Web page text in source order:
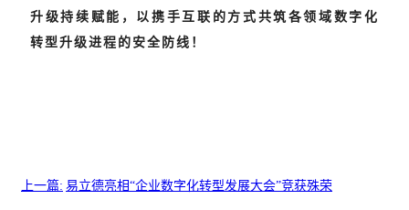
升级持续赋能，以携手互联的方式共筑各领域数字化
转型升级进程的安全防线！
上一篇: 易立德亮相“企业数字化转型发展大会”竞获殊荣